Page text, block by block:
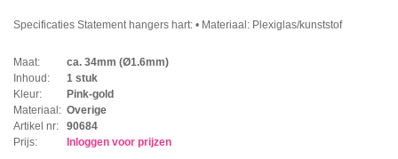
Specificaties Statement hangers hart: • Materiaal: Plexiglas/kunststof
Maat:
ca. 34mm (Ø1.6mm)
Inhoud:
1 stuk
Kleur:
Pink-gold
Materiaal: Overige
Artikel nr:
90684
Prijs:
Inloggen voor prijzen